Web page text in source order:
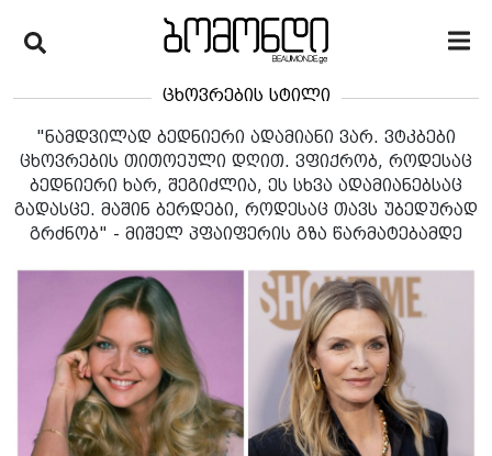
ცხოვრების სტილი
"ნამდვილად ბედნიერი ადამიანი ვარ. ვტკბები
ცხოვრების თითოეული დღით. ვფიქრობ, როდესაც
ბედნიერი ხარ, შეგიძლია, ეს სხვა ადამიანებსაც
გადასცე. მაშინ ბერდები, როდესაც თავს უბედურად
გრძნობ" - მიშელ პფაიფერის გზა წარმატებამდე